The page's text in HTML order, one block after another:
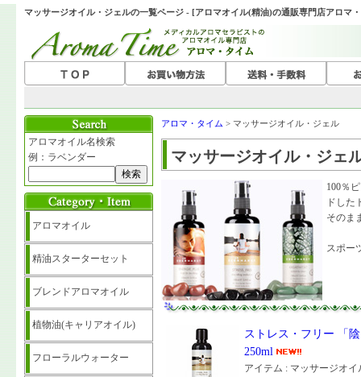
マッサージオイル・ジェルの一覧ページ - [アロマオイル(精油)の通販専門店アロマ
アロマオイル名検索
例：ラベンダー
アロマオイル
精油スターターセット
ブレンドアロマオイル
植物油(キャリアオイル)
フローラルウォーター
アロマ・タイム > マッサージオイル・ジェル
マッサージオイル・ジェ
100％
ドした
そのま
スポー
ストレス・フリー 「
250ml
アイテム : マッサージオイ